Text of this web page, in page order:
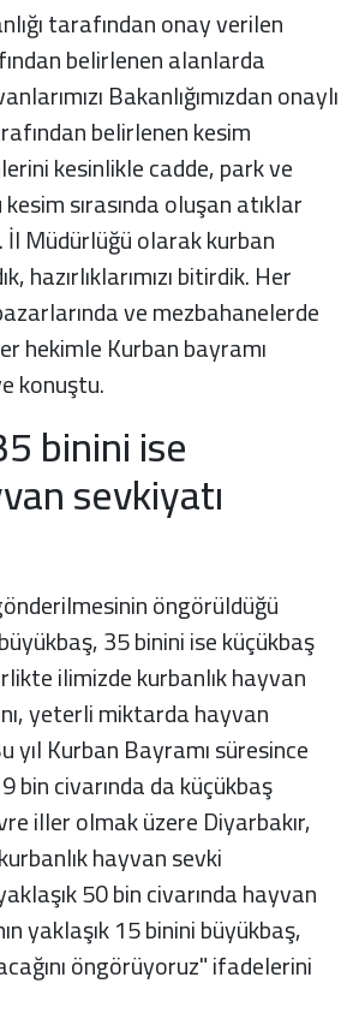
tarafından onay verilen
belirlenen alanlarda
Bakanlığımızdan onaylı
belirlenen kesim
kesinlikle cadde, park ve
sırasında oluşan atıklar
İl Müdürlüğü olarak kurban
hazırlıklarımızı bitirdik. Her
ve mezbahanelerde
hekimle Kurban bayramı
konuştu.
binini ise
sevkiyatı
öngörüldüğü
35 binini ise küçükbaş
ilimizde kurbanlık hayvan
yeterli miktarda hayvan
Kurban Bayramı süresince
bin civarında da küçükbaş
iller olmak üzere Diyarbakır,
hayvan sevki
50 bin civarında hayvan
yaklaşık 15 binini büyükbaş,
öngörüyoruz" ifadelerini